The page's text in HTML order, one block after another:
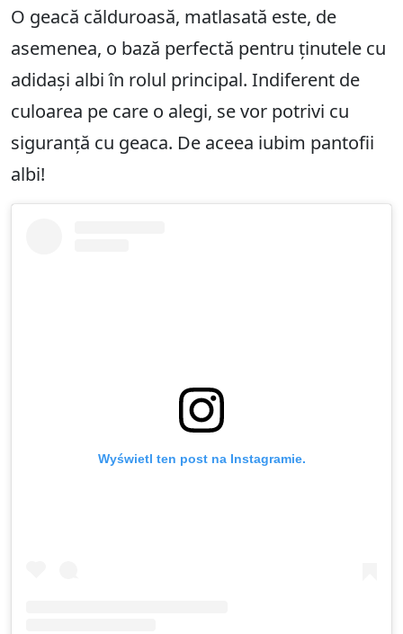
O geacă călduroasă, matlasată este, de
asemenea, o bază perfectă pentru ținutele cu
adidași albi în rolul principal. Indiferent de
culoarea pe care o alegi, se vor potrivi cu
siguranță cu geaca. De aceea iubim pantofii
albi!
Wyświetl ten post na Instagramie.